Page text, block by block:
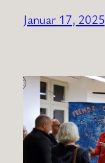
Januar 17, 2025